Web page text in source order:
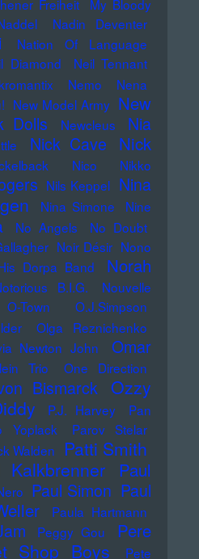
Freiheit
My Bloody
Nadin Deventer
Nation Of Language
Diamond Neil Tennant
Nemo
Nena
New Model Army New
Dolls Newcleus
Nia
Nick Cave
Nick
Nico
Nikko
Nils Keppel Nina
Nina Simone
Nine
No Angels
No Doubt
Noir Désir Nono
Dorpa Band
Norah
B.I.G.
Nouvelle
O-Town O.J.Simpson
Olga Reznichenko
Newton John
Omar
Trio
One Direction
Bismarck Ozzy
P.J. Harvey
Pan
Yoplack
Parov Stelar
Walden Patti Smith
Kalkbrenner
Paul
Paul Simon Paul
Paula Hartmann
Peggy Gou
Pere
Shop Boys Pete